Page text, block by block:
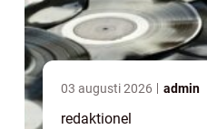
03 augusti 2026 admin
redaktionel